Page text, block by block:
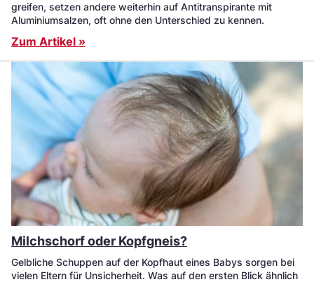
greifen, setzen andere weiterhin auf Antitranspirante mit
Aluminiumsalzen, oft ohne den Unterschied zu kennen.
Zum Artikel »
Milchschorf oder Kopfgneis?
Gelbliche Schuppen auf der Kopfhaut eines Babys sorgen bei
vielen Eltern für Unsicherheit. Was auf den ersten Blick ähnlich